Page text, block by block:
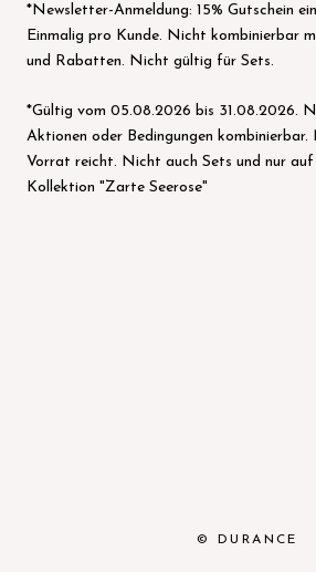
*Newsletter-Anmeldung: 15% Gutschein
Einmalig pro Kunde. Nicht kombinierbar
und Rabatten. Nicht gültig für Sets.
*Gültig vom 05.08.2026 bis 31.08.2026.
Aktionen oder Bedingungen kombinierbar.
Vorrat reicht. Nicht auch Sets und nur
Kollektion "Zarte Seerose"
© DURANCE